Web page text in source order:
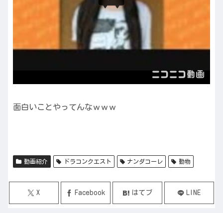
面白いことやってんなｗｗｗ
動画紹介 ドラコンクエスト ナンダコーレ 動物
X Facebook はてブ LINE